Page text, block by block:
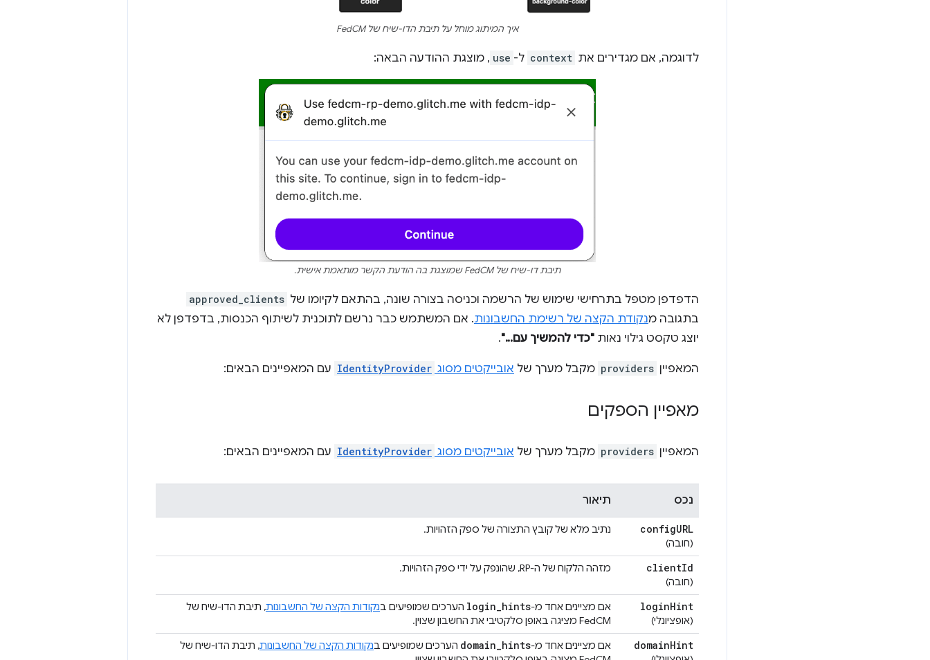
איך המיתוג מוחל על תיבת הדו-שיח של FedCM
לדוגמה, אם מגדירים את context ל- use , מוצגת ההודעה הבאה:
תיבת דו-שיח של FedCM שמוצגת בה הודעת הקשר מותאמת אישית.
הדפדפן מטפל בתרחישי שימוש של הרשמה וכניסה בצורה שונה, בהתאם לקיומו של approved_clients
בתגובה מנקודת הקצה של רשימת החשבונות. אם המשתמש כבר נרשם לתוכנית לשיתוף הכנסות, בדפדפן לא
יוצג טקסט גילוי נאות "כדי להמשיך עם...".
המאפיין providers מקבל מערך של אובייקטים מסוג IdentityProvider עם המאפיינים הבאים:
מאפיין הספקים
המאפיין providers מקבל מערך של אובייקטים מסוג IdentityProvider עם המאפיינים הבאים:
נכס תיאור
configURL
(חובה)
נתיב מלא של קובץ התצורה של ספק הזהויות.
clientId
(חובה)
מזהה הלקוח של ה-RP, שהונפק על ידי ספק הזהויות.
loginHint
(אופציונלי)
אם מציינים אחד מ- login_hints הערכים שמופיעים בנקודות הקצה של החשבונות, תיבת הדו-שיח של
FedCM מציגה באופן סלקטיבי את החשבון שצוין.
domainHint אם מציינים אחד מ- domain_hints הערכים שמופיעים בנקודות הקצה של החשבונות, תיבת הדו-שיח של